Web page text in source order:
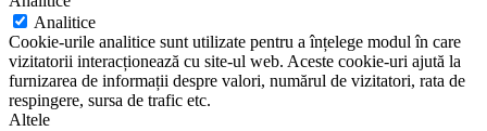
Analitice
Cookie-urile analitice sunt utilizate pentru a înțelege modul în care
vizitatorii interacționează cu site-ul web. Aceste cookie-uri ajută la
furnizarea de informații despre valori, numărul de vizitatori, rata de
respingere, sursa de trafic etc.
Altele